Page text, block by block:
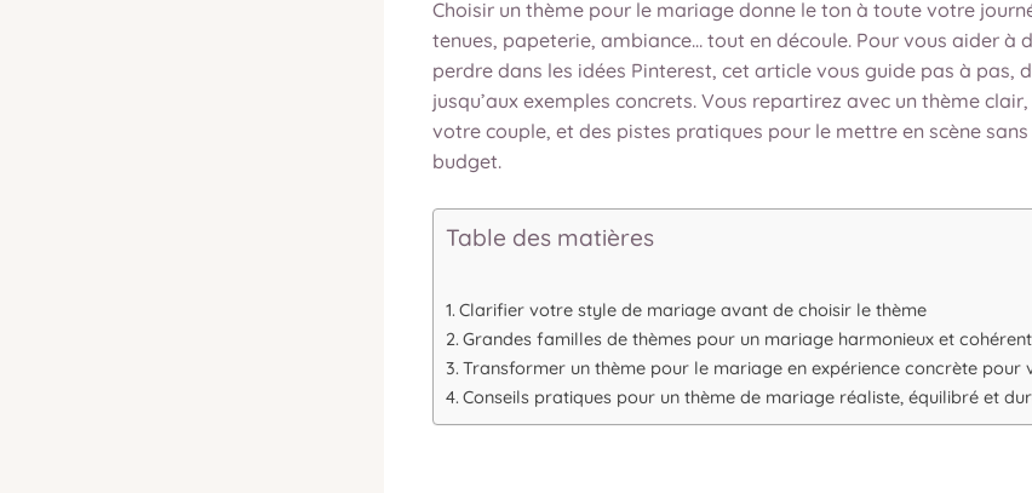
Choisir un thème pour le mariage donne le ton à toute votre
tenues, papeterie, ambiance… tout en découle. Pour vous aider à
perdre dans les idées Pinterest, cet article vous guide pas à pas,
jusqu’aux exemples concrets. Vous repartirez avec un thème
votre couple, et des pistes pratiques pour le mettre en scène
budget.
Table des matières
Clarifier votre style de mariage avant de choisir le thème
Grandes familles de thèmes pour un mariage harmonieux et cohérent
Transformer un thème pour le mariage en expérience concrète pour
Conseils pratiques pour un thème de mariage réaliste, équilibré et